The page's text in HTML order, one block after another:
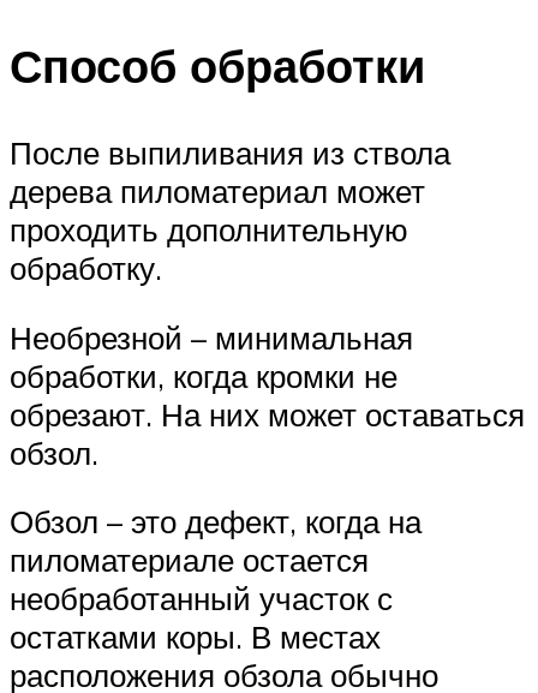
Способ обработки
После выпиливания из ствола
дерева пиломатериал может
проходить дополнительную
обработку.
Необрезной – минимальная
обработки, когда кромки не
обрезают. На них может оставаться
обзол.
Обзол – это дефект, когда на
пиломатериале остается
необработанный участок с
остатками коры. В местах
расположения обзола обычно